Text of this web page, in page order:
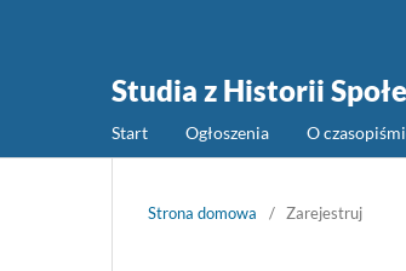
Studia z Historii
Start Ogłoszenia O
Strona domowa / Zarejestruj